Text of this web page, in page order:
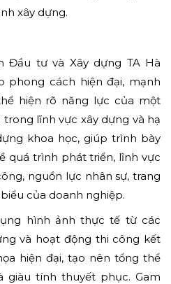
xây dựng.
Đầu tư và Xây dựng TA Hà
phong cách hiện đại, mạnh
hiện rõ năng lực của một
lĩnh vực xây dựng và hạ
khoa học, giúp trình bày
quá trình phát triển, lĩnh vực
nguồn lực nhân sự, trang
của doanh nghiệp.
hình ảnh thực tế từ các
và hoạt động thi công kết
hiện đại, tạo nên tổng thể
giàu tính thuyết phục. Gam